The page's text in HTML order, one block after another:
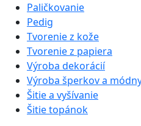
Paličkovanie
Pedig
Tvorenie z kože
Tvorenie z papiera
Výroba dekorácií
Výroba šperkov a
Šitie a vyšívanie
Šitie topánok